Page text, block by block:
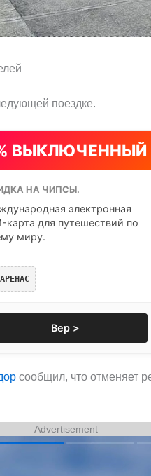
поездке.
ВЫКЛЮЧЕННЫЙ
НА ЧИПСЫ.
электронная
карта для путешествий по
миру.
Вер >
сообщил, что отменяет
Advertisement